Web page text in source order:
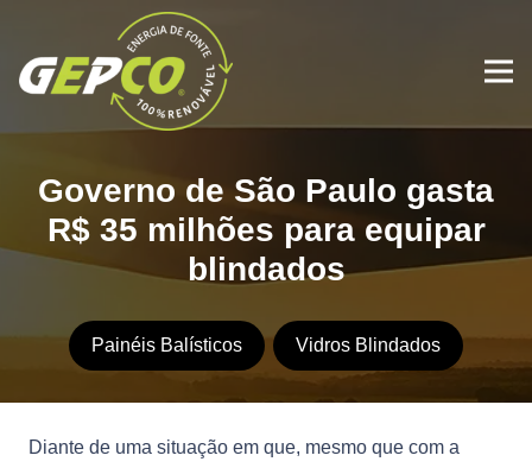
Governo de São Paulo gasta
R$ 35 milhões para equipar
blindados
Painéis Balísticos Vidros Blindados
Diante de uma situação em que, mesmo que com a